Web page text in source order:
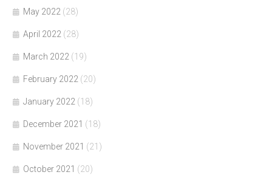
May 2022 (28)
April 2022 (28)
March 2022 (19)
February 2022 (20)
January 2022 (18)
December 2021 (18)
November 2021 (21)
October 2021 (20)